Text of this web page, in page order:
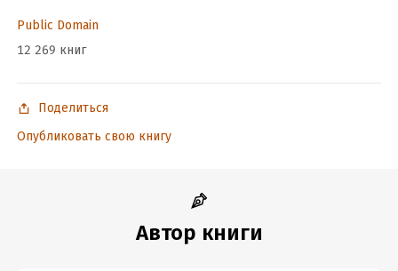
Public Domain
12 269 книг
Поделиться
Опубликовать свою книгу
Автор книги